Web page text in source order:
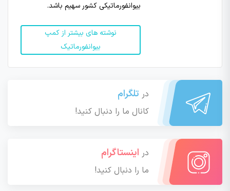
بیوانفورماتیکی کشور سهیم باشد.
نوشته های بیشتر از کمپ
بیوانفورماتیک
در تلگرام
کانال ما را دنبال کنید!
در اینستاگرام
ما را دنبال کنید!